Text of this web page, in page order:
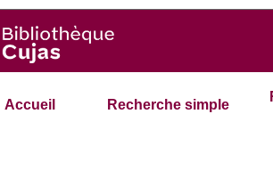
Accueil Recherche simple